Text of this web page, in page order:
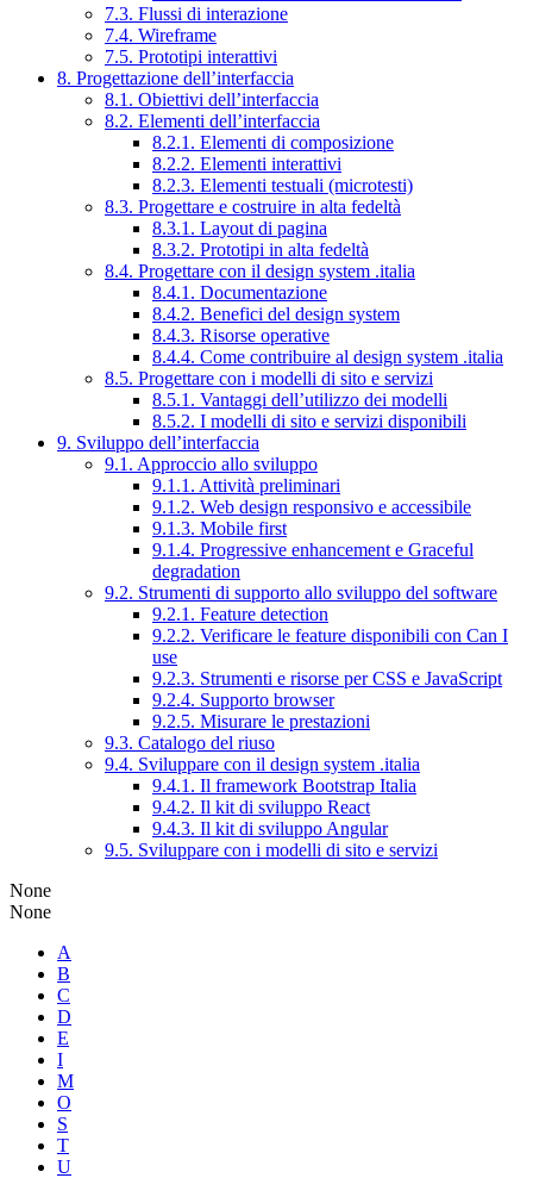
7.3. Flussi di interazione
7.4. Wireframe
7.5. Prototipi interattivi
8. Progettazione dell’interfaccia
8.1. Obiettivi dell’interfaccia
8.2. Elementi dell’interfaccia
8.2.1. Elementi di composizione
8.2.2. Elementi interattivi
8.2.3. Elementi testuali (microtesti)
8.3. Progettare e costruire in alta fedeltà
8.3.1. Layout di pagina
8.3.2. Prototipi in alta fedeltà
8.4. Progettare con il design system .italia
8.4.1. Documentazione
8.4.2. Benefici del design system
8.4.3. Risorse operative
8.4.4. Come contribuire al design system .italia
8.5. Progettare con i modelli di sito e servizi
8.5.1. Vantaggi dell’utilizzo dei modelli
8.5.2. I modelli di sito e servizi disponibili
9. Sviluppo dell’interfaccia
9.1. Approccio allo sviluppo
9.1.1. Attività preliminari
9.1.2. Web design responsivo e accessibile
9.1.3. Mobile first
9.1.4. Progressive enhancement e Graceful
degradation
9.2. Strumenti di supporto allo sviluppo del software
9.2.1. Feature detection
9.2.2. Verificare le feature disponibili con Can I
use
9.2.3. Strumenti e risorse per CSS e JavaScript
9.2.4. Supporto browser
9.2.5. Misurare le prestazioni
9.3. Catalogo del riuso
9.4. Sviluppare con il design system .italia
9.4.1. Il framework Bootstrap Italia
9.4.2. Il kit di sviluppo React
9.4.3. Il kit di sviluppo Angular
9.5. Sviluppare con i modelli di sito e servizi
None
None
A
B
C
D
E
I
M
O
S
T
U